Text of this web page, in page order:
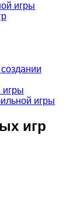
игры
игры
игры
игр